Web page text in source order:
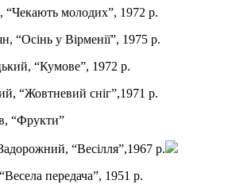
“Чекають молодих”, 1972 р.
“Осінь у Вірменії”, 1975 р.
“Кумове”, 1972 р.
“Жовтневий сніг”,1971 р.
“Фрукти”
“Весілля”,1967 р.
передача”, 1951 р.